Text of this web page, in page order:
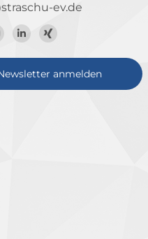
ev.de
Zum
LinkedIn-
Profil
Zum
Xing-
Profil
anmelden